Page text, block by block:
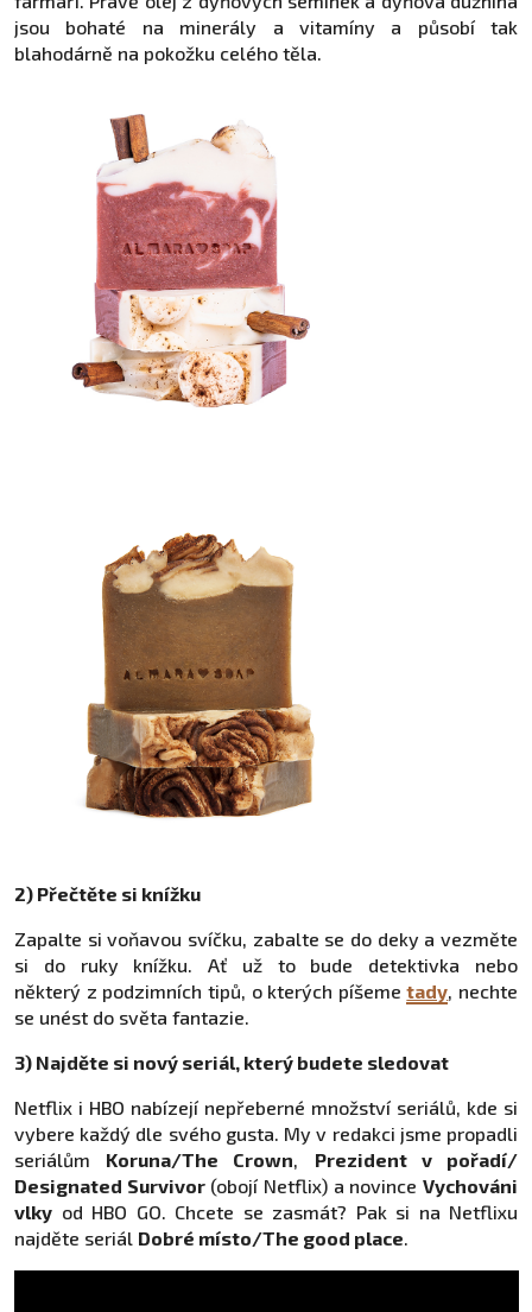
jsou bohaté na minerály a vitamíny a působí tak
blahodárně na pokožku celého těla.
2) Přečtěte si knížku
Zapalte si voňavou svíčku, zabalte se do deky a vezměte
si do ruky knížku. Ať už to bude detektivka nebo
některý z podzimních tipů, o kterých píšemetady, nechte
se unést do světa fantazie.
3) Najděte si nový seriál, který budete sledovat
Netflix i HBO nabízejí nepřeberné množství seriálů, kde si
vybere každý dle svého gusta. My v redakci jsme propadli
seriálům Koruna/The Crown, Prezident v pořadí/
Designated Survivor(obojí Netflix) a novinceVychováni
vlky od HBO GO. Chcete se zasmát? Pak si na Netflixu
najděte seriál Dobré místo/The good place.